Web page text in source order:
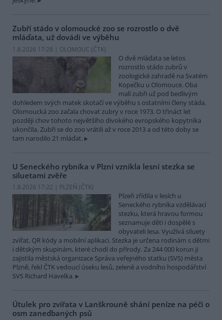
Zubří stádo v olomoucké zoo se rozrostlo o dvě
mláďata, už dovádí ve výběhu
1.8.2026 17:28 | OLOMOUC (ČTK)
O dvě mláďata se letos
rozrostlo stádo zubrů v
zoologické zahradě na Svatém
Kopečku u Olomouce. Oba
malí zubři už pod bedlivým
dohledem svých matek skotačí ve výběhu s ostatními členy stáda.
Olomoucká zoo začala chovat zubry v roce 1973. O třináct let
později chov tohoto největšího divokého evropského kopytníka
ukončila. Zubři se do zoo vrátili až v roce 2013 a od této doby se
tam narodilo 21 mláďat.
U Seneckého rybníka v Plzni vznikla lesní stezka se
siluetami zvěře
1.8.2026 17:22 | PLZEŇ (ČTK)
Plzeň zřídila v lesích u
Seneckého rybníka vzdělávací
stezku, která hravou formou
seznamuje děti i dospělé s
obyvateli lesa. Využívá siluety
zvířat, QR kódy a mobilní aplikaci. Stezka je určena rodinám s dětmi
i dětským skupinám, které chodí do přírody. Za 244 000 korun ji
zajistila městská organizace Správa veřejného statku (SVS) města
Plzně, řekl ČTK vedoucí úseku lesů, zeleně a vodního hospodářství
SVS Richard Havelka.
Útulek pro zvířata v Lanškrouně shání peníze na péči o
osm zanedbaných psů